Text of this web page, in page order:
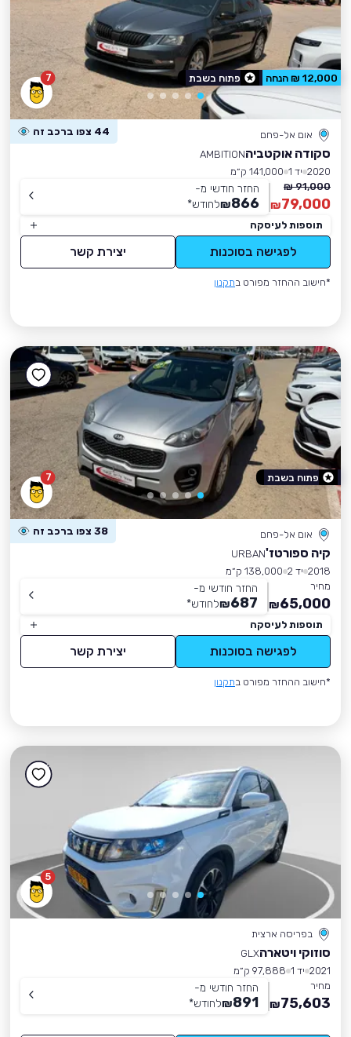
7
אום אל-פחם 44 צפו ברכב זה
סקודה אוקטביהAMBITION
2020 יד 1
141,000 ק״מ
91,000 ₪
79,000
₪
החזר חודשי מ-
866
₪לחודש*
תוספות לעיסקה
לפגישה בסוכנות יצירת קשר
*חישוב ההחזר מפורט בתקנון
12,000 ₪ הנחה פתוח בשבת
7
אום אל-פחם 38 צפו ברכב זה
קיה ספורטז'URBAN
2018 יד 2
138,000 ק״מ
מחיר
65,000
₪
החזר חודשי מ-
687
₪לחודש*
תוספות לעיסקה
לפגישה בסוכנות יצירת קשר
*חישוב ההחזר מפורט בתקנון
פתוח בשבת
5
בפריסה ארצית
סוזוקי ויטארהGLX
2021 יד 1
97,888 ק״מ
מחיר
75,603
₪
החזר חודשי מ-
891
₪לחודש*